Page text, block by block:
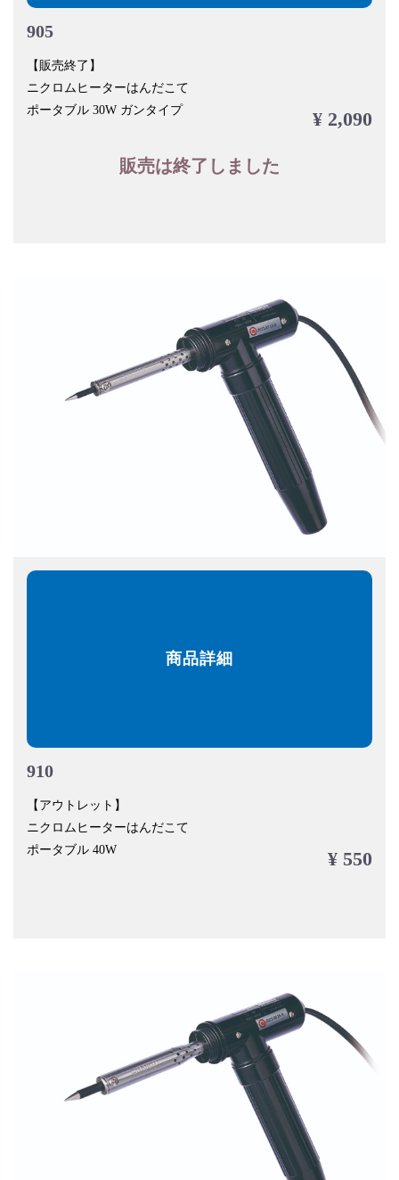
905
【販売終了】
ニクロムヒーターはんだこて
ポータブル 30W ガンタイプ
¥ 2,090
販売は終了しました
商品詳細
910
【アウトレット】
ニクロムヒーターはんだこて
ポータブル 40W
¥ 550